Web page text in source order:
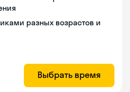
разных возрастов и
Выбрать время